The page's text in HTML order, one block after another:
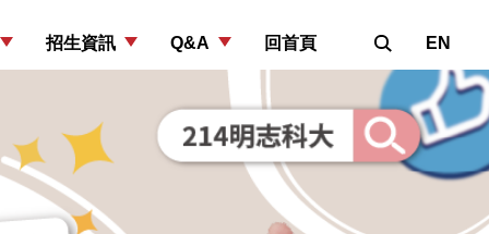
招生資訊 Q&A 回首頁 EN